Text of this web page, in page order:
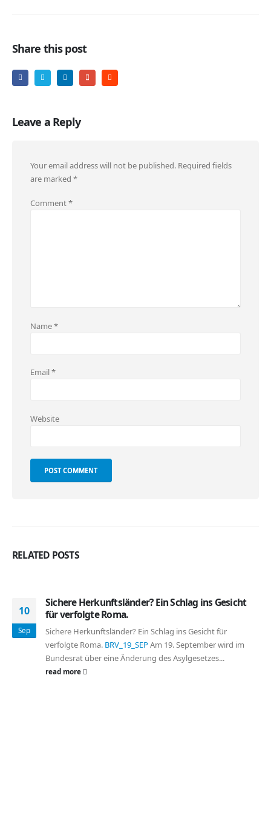
Share this post
Leave a Reply
Your email address will not be published. Required fields
are marked *
Comment*
Name*
Email*
Website
RELATED POSTS
10
Sep
Sichere Herkunftsländer? Ein Schlag ins Gesicht
für verfolgte Roma.
Sichere Herkunftsländer? Ein Schlag ins Gesicht für
verfolgte Roma. BRV_19_SEPAm 19. September wird im
Bundesrat über eine Änderung des Asylgesetzes...
read more